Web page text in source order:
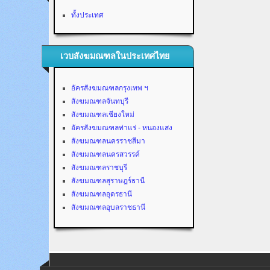
ทั้งประเทศ
เวบสังฆมณฑลในประเทศไทย
อัครสังฆมณฑลกรุงเทพ ฯ
สังฆมณฑลจันทบุรี
สังฆมณฑลเชียงใหม่
อัครสังฆมณฑลท่าแร่ - หนองแสง
สังฆมณฑลนครราชสีมา
สังฆมณฑลนครสวรรค์
สังฆมณฑลราชบุรี
สังฆมณฑลสุราษฎร์ธานี
สังฆมณฑลอุดรธานี
สังฆมณฑลอุบลราชธานี